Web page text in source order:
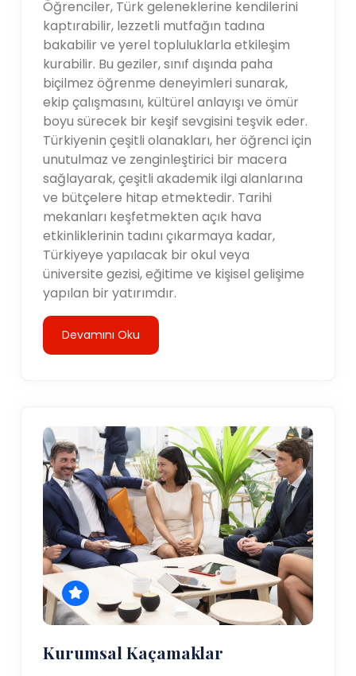
Öğrenciler, Türk geleneklerine kendilerini
kaptırabilir, lezzetli mutfağın tadına
bakabilir ve yerel topluluklarla etkileşim
kurabilir. Bu geziler, sınıf dışında paha
biçilmez öğrenme deneyimleri sunarak,
ekip çalışmasını, kültürel anlayışı ve ömür
boyu sürecek bir keşif sevgisini teşvik eder.
Türkiyenin çeşitli olanakları, her öğrenci için
unutulmaz ve zenginleştirici bir macera
sağlayarak, çeşitli akademik ilgi alanlarına
ve bütçelere hitap etmektedir. Tarihi
mekanları keşfetmekten açık hava
etkinliklerinin tadını çıkarmaya kadar,
Türkiyeye yapılacak bir okul veya
üniversite gezisi, eğitime ve kişisel gelişime
yapılan bir yatırımdır.
Devamını Oku
Kurumsal Kaçamaklar